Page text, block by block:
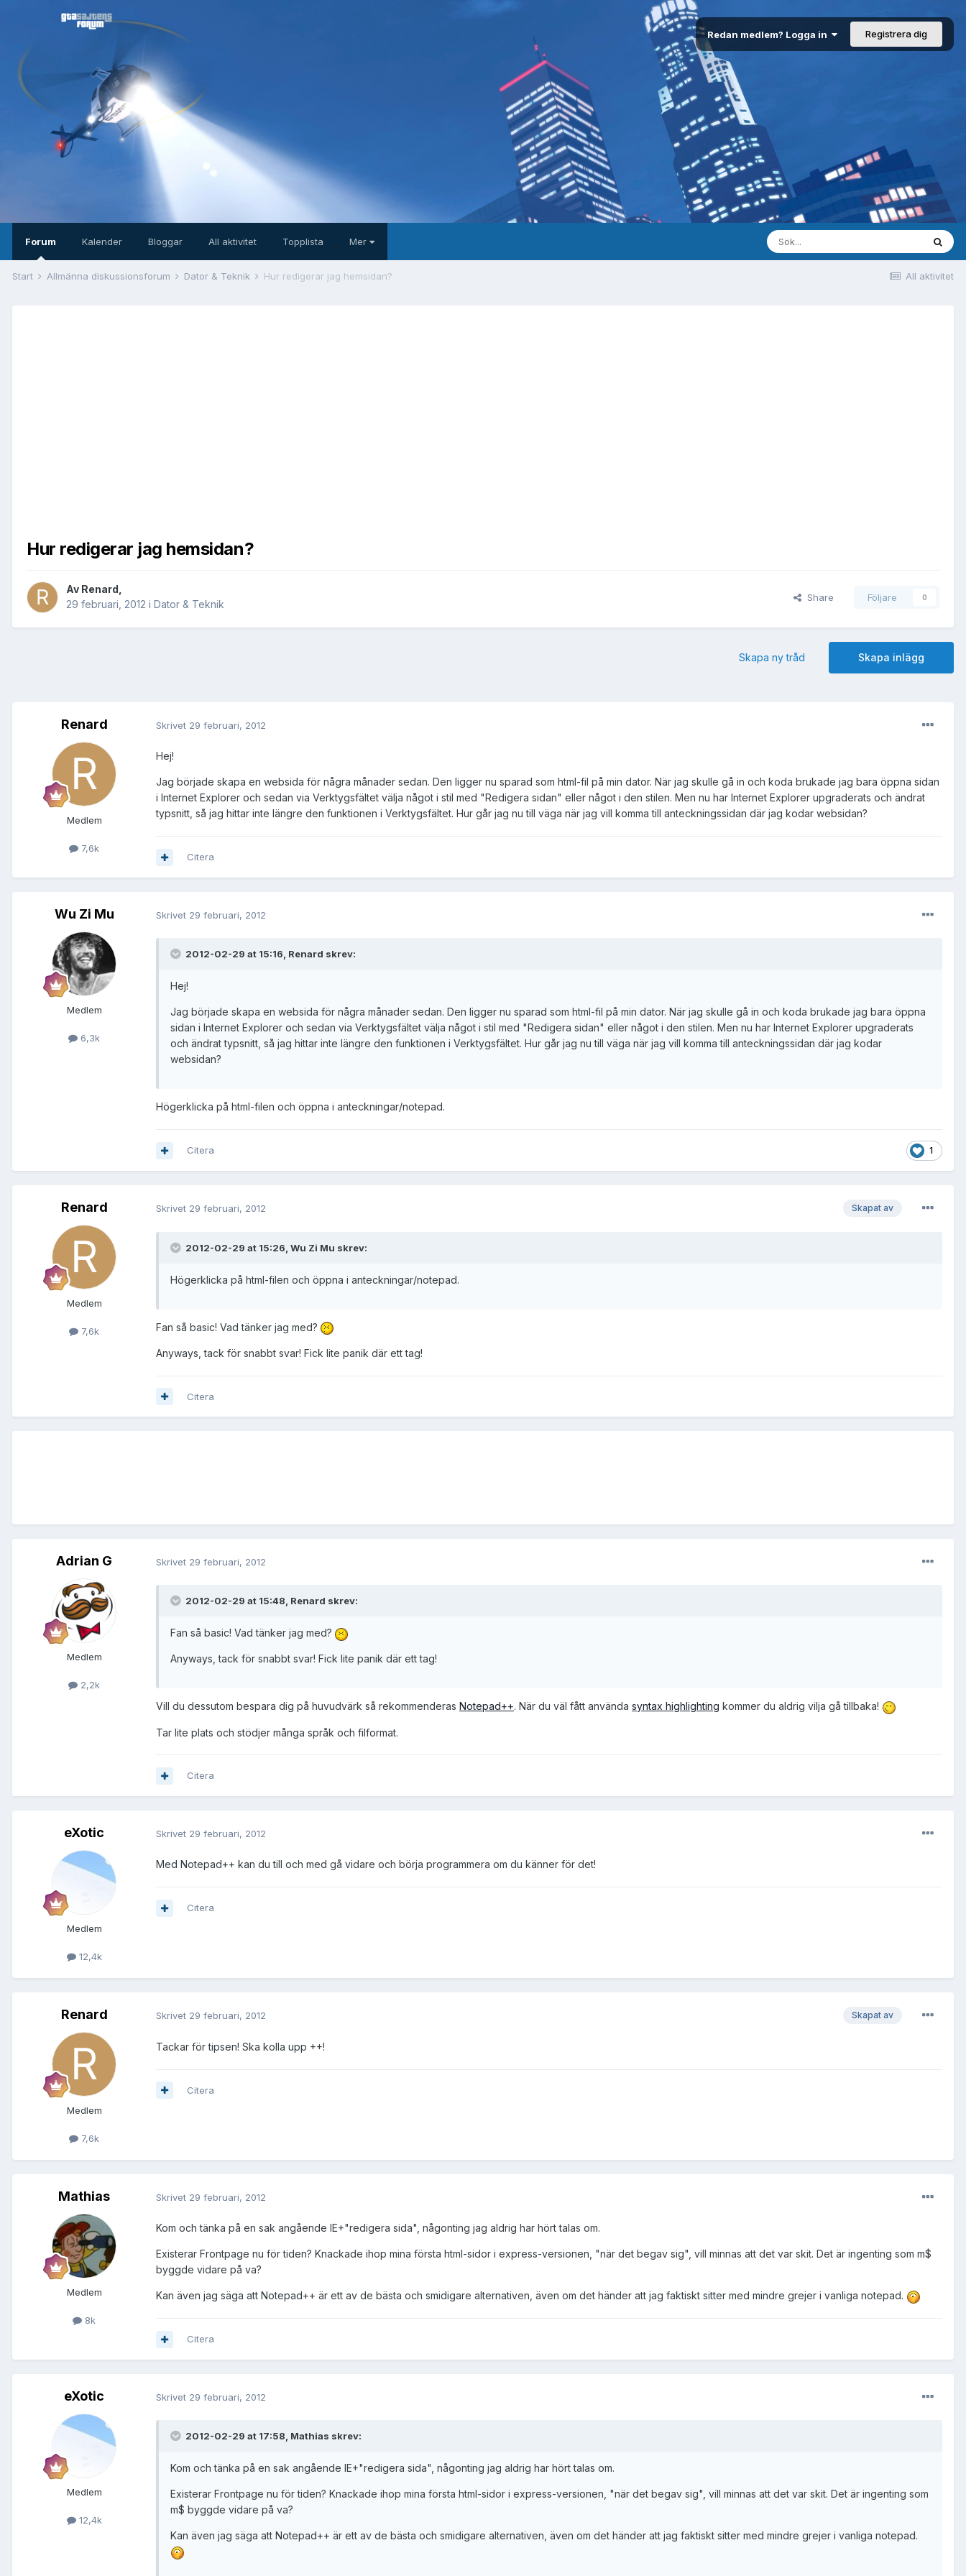
Redan medlem? Logga in Registrera dig
Forum Kalender Bloggar All aktivitet Topplista Mer
All aktivitet
Start Allmänna diskussionsforum Dator & Teknik Hur redigerar jag hemsidan?
Hur redigerar jag hemsidan?
Av Renard
29 februari, 2012 i Dator & Teknik
Share Följare 0
Skapa inlägg
Skapa ny tråd
Renard
Medlem
7,6k
Skrivet 29 februari, 2012
Hej!
Jag började skapa en websida för några månader sedan. Den ligger nu sparad som html-fil på min dator. När jag skulle gå in och koda brukade jag bara öppna sidan
i Internet Explorer och sedan via Verktygsfältet välja något i stil med "Redigera sidan" eller något i den stilen. Men nu har Internet Explorer upgraderats och ändrat
typsnitt, så jag hittar inte längre den funktionen i Verktygsfältet. Hur går jag nu till väga när jag vill komma till anteckningssidan där jag kodar websidan?
Citera
Wu Zi Mu
Medlem
6,3k
Skrivet 29 februari, 2012
2012-02-29 at 15:16, Renard skrev:
Hej!
Jag började skapa en websida för några månader sedan. Den ligger nu sparad som html-fil på min dator. När jag skulle gå in och koda brukade jag bara öppna
sidan i Internet Explorer och sedan via Verktygsfältet välja något i stil med "Redigera sidan" eller något i den stilen. Men nu har Internet Explorer upgraderats
och ändrat typsnitt, så jag hittar inte längre den funktionen i Verktygsfältet. Hur går jag nu till väga när jag vill komma till anteckningssidan där jag kodar
websidan?
Högerklicka på html-filen och öppna i anteckningar/notepad.
1
Citera
Renard
Medlem
7,6k
Skapat av
Skrivet 29 februari, 2012
2012-02-29 at 15:26, Wu Zi Mu skrev:
Högerklicka på html-filen och öppna i anteckningar/notepad.
Fan så basic! Vad tänker jag med?
Anyways, tack för snabbt svar! Fick lite panik där ett tag!
Citera
Adrian G
Medlem
2,2k
Skrivet 29 februari, 2012
2012-02-29 at 15:48, Renard skrev:
Fan så basic! Vad tänker jag med?
Anyways, tack för snabbt svar! Fick lite panik där ett tag!
Vill du dessutom bespara dig på huvudvärk så rekommenderas Notepad++. När du väl fått använda syntax highlighting kommer du aldrig vilja gå tillbaka!
Tar lite plats och stödjer många språk och filformat.
Citera
eXotic
Medlem
12,4k
Skrivet 29 februari, 2012
Med Notepad++ kan du till och med gå vidare och börja programmera om du känner för det!
Citera
Renard
Medlem
7,6k
Skapat av
Skrivet 29 februari, 2012
Tackar för tipsen! Ska kolla upp ++!
Citera
Mathias
Medlem
8k
Skrivet 29 februari, 2012
Kom och tänka på en sak angående IE+"redigera sida", någonting jag aldrig har hört talas om.
Existerar Frontpage nu för tiden? Knackade ihop mina första html-sidor i express-versionen, "när det begav sig", vill minnas att det var skit. Det är ingenting som m$
byggde vidare på va?
Kan även jag säga att Notepad++ är ett av de bästa och smidigare alternativen, även om det händer att jag faktiskt sitter med mindre grejer i vanliga notepad.
Citera
eXotic
Medlem
12,4k
Skrivet 29 februari, 2012
2012-02-29 at 17:58, Mathias skrev:
Kom och tänka på en sak angående IE+"redigera sida", någonting jag aldrig har hört talas om.
Existerar Frontpage nu för tiden? Knackade ihop mina första html-sidor i express-versionen, "när det begav sig", vill minnas att det var skit. Det är ingenting som
m$ byggde vidare på va?
Kan även jag säga att Notepad++ är ett av de bästa och smidigare alternativen, även om det händer att jag faktiskt sitter med mindre grejer i vanliga notepad.